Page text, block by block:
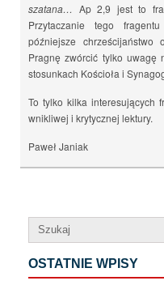
szatana… Ap 2,9 jest to
Przytaczanie tego
późniejsze
Pragnę zwórcić tylko
stosunkach Kościoła i
To tylko kilka interesujących
wnikliwej i krytycznej lektury.
Paweł Janiak
OSTATNIE WPISY